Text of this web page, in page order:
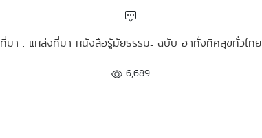
ที่มา : แหล่งที่มา หนังสือรู้มัยธรรมะ ฉบับ ฮาทั่งทิศสุขทั่วไทย
6,689